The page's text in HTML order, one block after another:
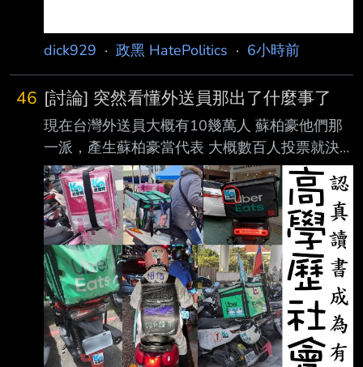
dick929 · 政黑 HatePolitics · 6小時前
46 [討論] 突然看懂外送員那出了什麼事了
現在台灣外送員大概有10幾萬人 蘇柏豪他們那
一派，產生蘇柏豪當代表 大概數百人投票就決
定了 跟一般公司工會代表成立的人數相差很遠
結果多數外送員 不管是關心還是不關心 或是認
爲蘇柏豪不能代表外送員發聲的 都無力阻止 全
部外送員都被拉去當政治作秀祭品 這票人在修
法前 卻沒有先想辦法產生正式的代表 現在都任
人宰割 --